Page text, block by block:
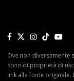
Ove non diversamente
sono di proprietà di
link alla fonte